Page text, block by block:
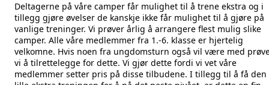
Deltagerne på våre camper får mulighet til å trene ekstra og i
tillegg gjøre øvelser de kanskje ikke får mulighet til å gjøre på
vanlige treninger. Vi prøver årlig å arrangere flest mulig slike
camper. Alle våre medlemmer fra 1.-6. klasse er hjertelig
velkomne. Hvis noen fra ungdomsturn også vil være med
vi å tilrettelegge for dette. Vi gjør dette fordi vi vet våre
medlemmer setter pris på disse tilbudene. I tillegg til å få den